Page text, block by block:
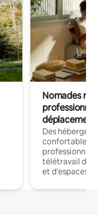
Nomades
déplacement
Des
confortables
professionnels
télétravail
et d'espaces